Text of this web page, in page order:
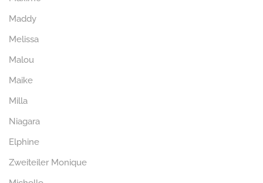
Maddy
Melissa
Malou
Maike
Milla
Niagara
Elphine
Zweiteiler Monique